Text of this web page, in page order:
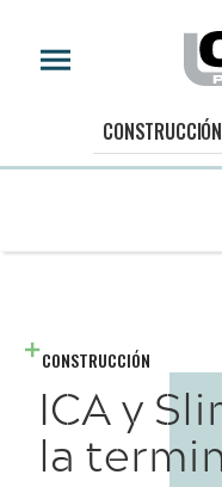
CONSTRUCCIÓN
CONSTRUCCIÓN
ICA y
la